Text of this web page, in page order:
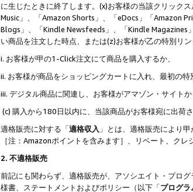
に生じたときに終了します。(x)お客様の当該クリック
Music」、「Amazon Shorts」、「eDocs」「Amazon
Blogs」、「Kindle Newsfeeds」、「Kindle Magazines
い商品を注文した時点、または(z)お客様が乙の特別リ
i. お客様が甲の1-Click注文にて商品を購入するか、
ii. お客様が商品をショッピングカートに入れ、最初の
iii. デジタル商品に関連し、お客様がアマゾン・サイト
(c) 購入から180日以内に、当該商品がお客様宛に出荷
適格販売に対する「適格収入 」とは、適格販売により
［注：Amazonポイントを含みます］、リベート、ク
2. 不適格販売
前記にも関わらず、適格販売が、アソシエイト・プロ
様書、ステートメントおよびポリシー（以下「プログラ